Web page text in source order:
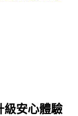
級安心體驗